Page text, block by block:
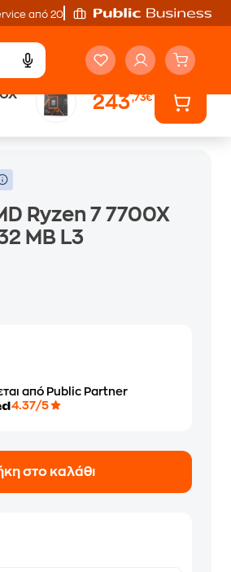
από 20'
243,73€
Ryzen 7 7700X
MB L3
από Public Partner
4.37/5
στο καλάθι